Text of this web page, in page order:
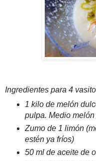
Ingredientes para 4
1 kilo de melón
pulpa. Medio
Zumo de 1 limón
estén ya fríos)
50 mlde aceite de